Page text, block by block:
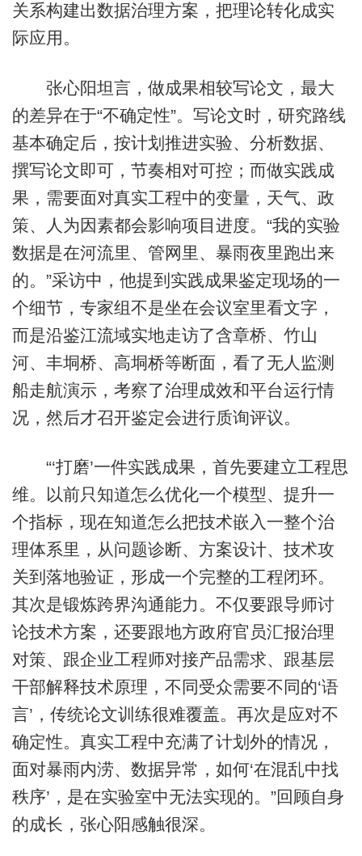
关系构建出数据治理方案，把理论转化成实
际应用。
张心阳坦言，做成果相较写论文，最大
的差异在于“不确定性”。写论文时，研究路线
基本确定后，按计划推进实验、分析数据、
撰写论文即可，节奏相对可控；而做实践成
果，需要面对真实工程中的变量，天气、政
策、人为因素都会影响项目进度。“我的实验
数据是在河流里、管网里、暴雨夜里跑出来
的。”采访中，他提到实践成果鉴定现场的一
个细节，专家组不是坐在会议室里看文字，
而是沿鉴江流域实地走访了含章桥、竹山
河、丰垌桥、高垌桥等断面，看了无人监测
船走航演示，考察了治理成效和平台运行情
况，然后才召开鉴定会进行质询评议。
“‘打磨’一件实践成果，首先要建立工程思
维。以前只知道怎么优化一个模型、提升一
个指标，现在知道怎么把技术嵌入一整个治
理体系里，从问题诊断、方案设计、技术攻
关到落地验证，形成一个完整的工程闭环。
其次是锻炼跨界沟通能力。不仅要跟导师讨
论技术方案，还要跟地方政府官员汇报治理
对策、跟企业工程师对接产品需求、跟基层
干部解释技术原理，不同受众需要不同的‘语
言’，传统论文训练很难覆盖。再次是应对不
确定性。真实工程中充满了计划外的情况，
面对暴雨内涝、数据异常，如何‘在混乱中找
秩序’，是在实验室中无法实现的。”回顾自身
的成长，张心阳感触很深。